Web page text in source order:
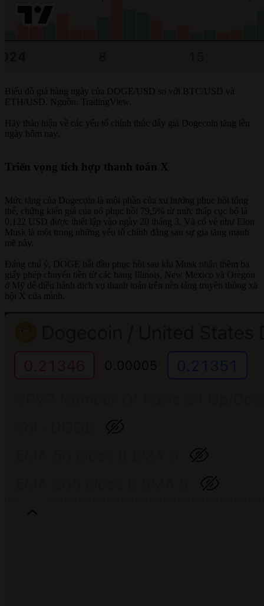
Biểu đồ giá hàng ngày của DOGE/USD so với BTC/USD và
ETH/USD. Nguồn: TradingView.
Hãy thảo luận về các yếu tố chính thúc đẩy giá Dogecoin tăng lên
ngày hôm nay.
Triển vọng tích hợp thanh toán X
Mức tăng của Dogecoin là một phần của xu hướng phục hồi tổng
thể, chứng kiến giá của nó phục hồi 79,5% từ mức thấp cục bộ là
0,122 USD được thiết lập vào ngày 20 tháng 3. Và có vẻ như Elon
Musk là một trong những yếu tố chính đằng sau sự gia tăng mạnh
mẽ này.
Đáng chú ý, DOGE bắt đầu phục hồi sau khi Musk
thêm ba
giấy phép chuyển tiền từ các bang Illinois, New Mexico và Oregon
ở Mỹ để điều hành dịch vụ thanh toán trên nền tảng truyền thông xã
hội X của mình.